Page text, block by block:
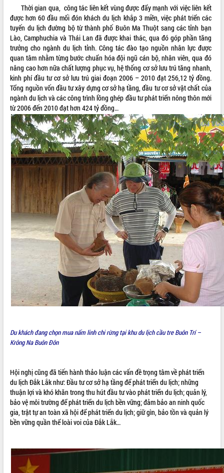
Loading the player...
Lễ truy tặng danh hiệu “Bà Mẹ Việt
Nam Anh hùng” và trao Huân chương
Lao động
UBND tỉnh Đắk Lắk triển khai nhiệm
vụ 6 tháng cuối năm 2026
Kỳ họp thứ Hai, Hội đồng nhân dân
tỉnh khóa XI quyết nghị nhiều nội dung
quan trọng
Bí thư Tỉnh ủy Lương Nguyễn Minh
Triết thăm, tặng quà người có công với
cách mạng
Rà soát, hoàn thiện hệ thống thiết chế
văn hóa, thể thao đáp ứng yêu cầu
phát triển mới
Thường trực HĐND tỉnh Đắk Lắk gặp
mặt Đoàn chuyên gia y tế TP. Hồ Chí
Minh
Lễ truy điệu và an táng hài cốt liệt sĩ
tại Nghĩa trang Liệt sĩ xã Sơn Hòa
Bàn giải pháp tháo gỡ khó khăn trong
xuất khẩu sầu riêng và triển khai quy
định EUDR
Thứ trưởng Bộ Nông nghiệp và Môi
trường Nguyễn Hoàng Hiệp khảo sát
vùng trồng và doanh nghiệp đóng gói
sầu riêng tại Đắk Lắk
Đắk Lắk công bố Quy hoạch và xúc
tiến đầu tư tỉnh
ứng để giữ vững thị trường xuất khẩu
Diễn đàn Kinh tế tư nhân Việt Nam đột
phá cơ chế - Hợp tác công tư
Đề án 06 tạo bước ngoặt đột phá trong
cải cách hành chính tỉnh Đắk Lắk
Kết nối tour, đẩy mạnh chuyển đổi số
Khởi động Dự án Đầu tư xây dựng hạ
tầng kỹ thuật Cụm công nghiệp Tân
Tiến
ALBUM ẢNH
LIÊN KẾT WEB
THỐNG KÊ TRUY CẬP
Hôm nay:
22639
Tất cả:
65998781
Thời gian qua, công tác liên kết vùng được đẩy mạnh với việc liên kết
được hơn 60 đầu mối đón khách du lịch khắp 3 miền, việc phát triển các
tuyến du lịch đường bộ từ thành phố Buôn Ma Thuột sang các tỉnh bạn
Lào, Camphuchia và Thái Lan đã được khai thác, qua đó góp phần tăng
trưởng cho ngành du lịch tỉnh. Công tác đào tạo nguồn nhân lực được
quan tâm nhằm từng bước chuẩn hóa đội ngũ cán bộ, nhân viên, qua đó
nâng cao hơn nữa chất lượng phục vụ, hệ thống cơ sở lưu trú tăng nhanh,
kinh phí đầu tư cơ sở lưu trú giai đoạn 2006 – 2010 đạt 256,12 tỷ đồng.
Tổng nguồn vốn đầu tư xây dựng cơ sở hạ tầng, đầu tư cơ sở vật chất của
ngành du lịch và các công trình lồng ghép đầu tư phát triển nông thôn mới
từ 2006 đến 2010 đạt hơn 424 tỷ đồng…
Du khách đang chọn mua nấm linh chi rừng tại khu du lịch cầu tre Buôn Trí –
Krông Na Buôn Đôn
Hội nghị cũng đã tiến hành thảo luận các vấn đề trọng tâm về phát triển
du lịch Đắk Lắk như: Đầu tư cơ sở hạ tầng để phát triển du lịch; những
thuận lợi và khó khăn trong thu hút đầu tư vào phát triển du lịch; quản lý,
bảo vệ môi trường để phát triển du lịch bền vững; đảm bảo an ninh quốc
gia, trật tự an toàn xã hội để phát triển du lịch; giữ gìn, bảo tồn và quản lý
bền vững quần thể loài voi của Đắk Lắk…